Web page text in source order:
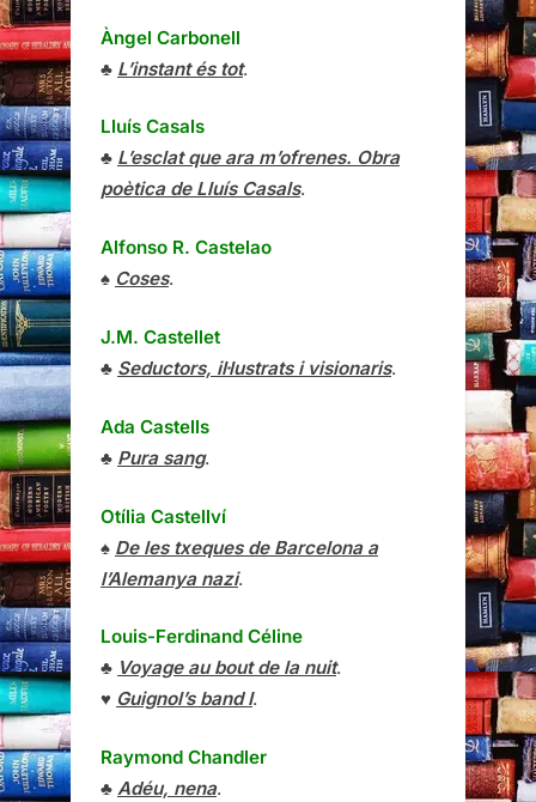
Àngel Carbonell
♣ L’instant és tot.
Lluís Casals
♣ L’esclat que ara m’ofrenes. Obra
poètica de Lluís Casals.
Alfonso R. Castelao
♠ Coses.
J.M. Castellet
♣ Seductors, il·lustrats i visionaris.
Ada Castells
♣ Pura sang.
Otília Castellví
♠ De les txeques de Barcelona a
l’Alemanya nazi.
Louis-Ferdinand Céline
♣ Voyage au bout de la nuit.
♥ Guignol’s band I.
Raymond Chandler
♣ Adéu, nena.